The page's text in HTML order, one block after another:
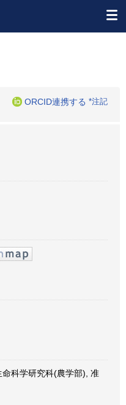
ORCID連携する *注記
科学研究科(農学部), 准